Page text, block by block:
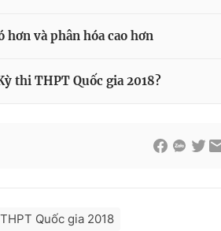
và phân hóa cao hơn
thi THPT Quốc gia 2018?
Quốc gia 2018